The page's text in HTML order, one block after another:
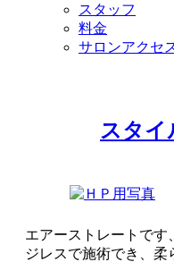
スタッフ
料金
サロンアクセ
スタイ
エアーストレートです
ジレスで施術でき、柔